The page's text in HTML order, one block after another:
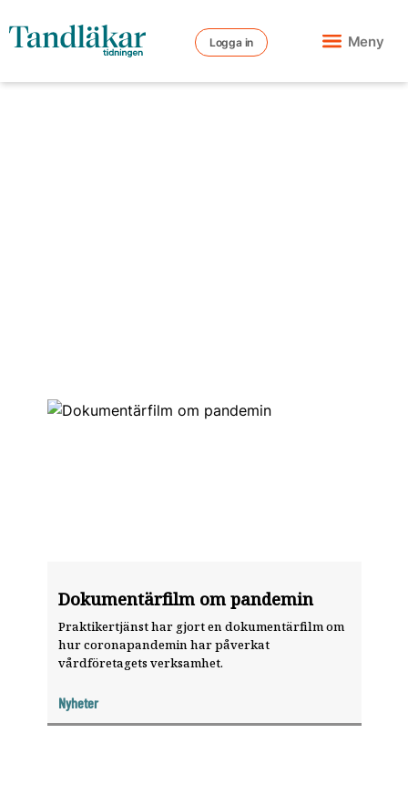
Logga in Meny
Dokumentärfilm om pandemin
Praktikertjänst har gjort en dokumentärfilm om
hur coronapandemin har påverkat
vårdföretagets verksamhet.
Nyheter